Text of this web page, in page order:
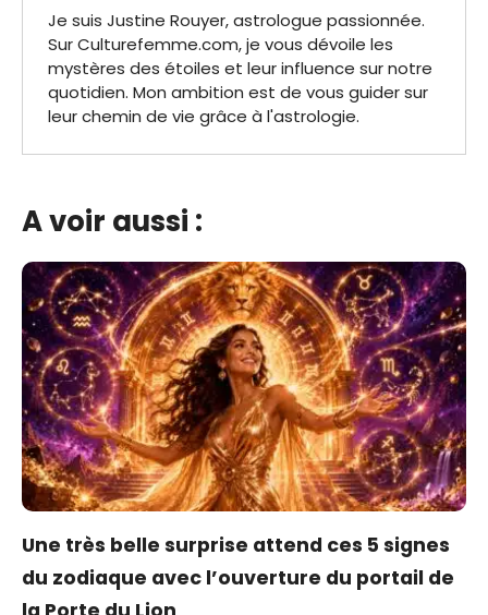
Je suis Justine Rouyer, astrologue passionnée.
Sur Culturefemme.com, je vous dévoile les
mystères des étoiles et leur influence sur notre
quotidien. Mon ambition est de vous guider sur
leur chemin de vie grâce à l'astrologie.
A voir aussi :
Une très belle surprise attend ces 5 signes
du zodiaque avec l’ouverture du portail de